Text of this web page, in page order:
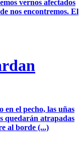
vernos afectados
nos encontremos. El
en el pecho, las uñas
quedarán atrapadas
al borde (...)